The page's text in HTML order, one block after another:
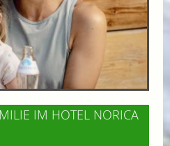
IM HOTEL NORICA